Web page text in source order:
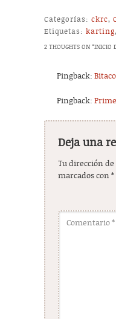
Categorías: ckrc,
Etiquetas: karting
2 THOUGHTS ON “INICIO
Pingback:
Pingback:
Deja una
Tu dirección
marcados con*
Comentario*